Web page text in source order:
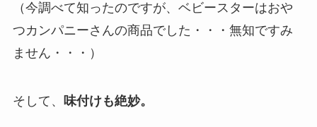
（今調べて知ったのですが、ベビースターはおや
つカンパニーさんの商品でした・・・無知ですみ
ません・・・）
そして、 味付けも絶妙。